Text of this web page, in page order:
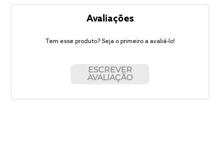
Avaliações
Tem esse produto? Seja o primeiro a avaliá-lo!
ESCREVER
AVALIAÇÃO